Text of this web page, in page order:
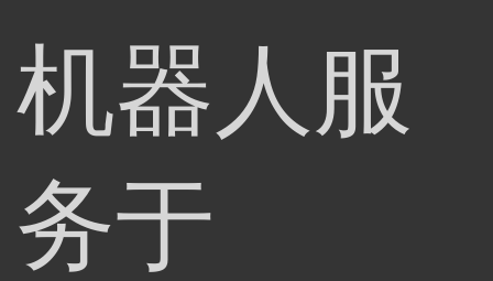
机器人服
务于